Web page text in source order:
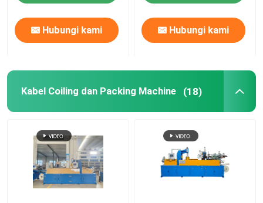
Hubungi kami Hubungi kami
Kabel Coiling dan Packing Machine (18)